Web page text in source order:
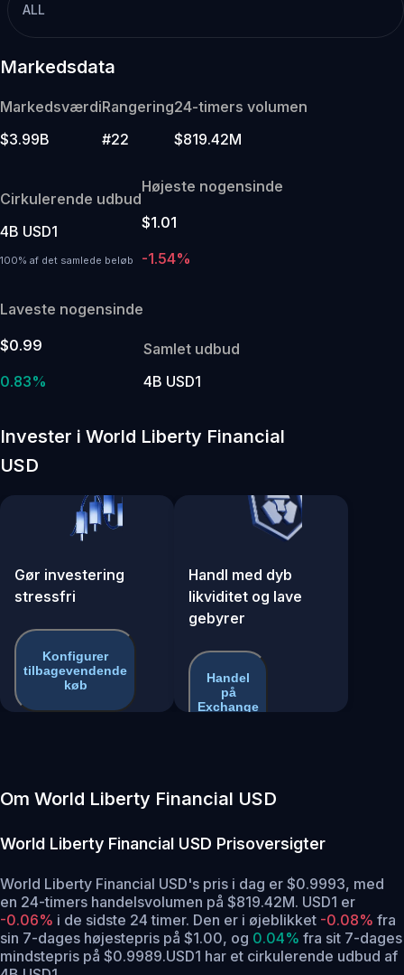
ALL
Markedsdata
Markedsværdi
$3.99B
Rangering
#22
24-timers volumen
$819.42M
Cirkulerende udbud
4B USD1
100% af det samlede beløb
Højeste nogensinde
$1.01
-1.54%
Laveste nogensinde
$0.99
0.83%
Samlet udbud
4B USD1
Invester i World Liberty Financial
USD
Gør investering
stressfri
Konfigurer
tilbagevendende
køb
Handl med dyb
likviditet og lave
gebyrer
Handel
på
Exchange
Om World Liberty Financial USD
World Liberty Financial USD Prisoversigter
World Liberty Financial USD's pris i dag er $0.9993, med
en 24-timers handelsvolumen på $819.42M. USD1 er
-0.06% i de sidste 24 timer. Den er i øjeblikket -0.08% fra
sin 7-dages højestepris på $1.00, og 0.04% fra sit 7-dages
mindstepris på $0.9989.USD1 har et cirkulerende udbud af